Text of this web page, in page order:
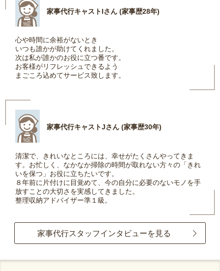
家事代行キャストIさん (家事歴28年)
心や時間に余裕がないとき
いつも誰かが助けてくれました。
次は私が誰かのお役に立つ番です。
お客様がリフレッシュできるよう
まごころ込めてサービス致します。
家事代行キャストJさん (家事歴30年)
清潔で、きれいなところには、幸せがたくさんやってきま
す。お忙しく、なかなか掃除の時間が取れない方々の「きれ
いを保つ」お役に立ちたいです。
８年前に片付けに目覚めて、今の自分に必要のないモノを手
放すことの大切さを実感してきました。
整理収納アドバイザー準１級。
家事代行スタッフインタビューを見る